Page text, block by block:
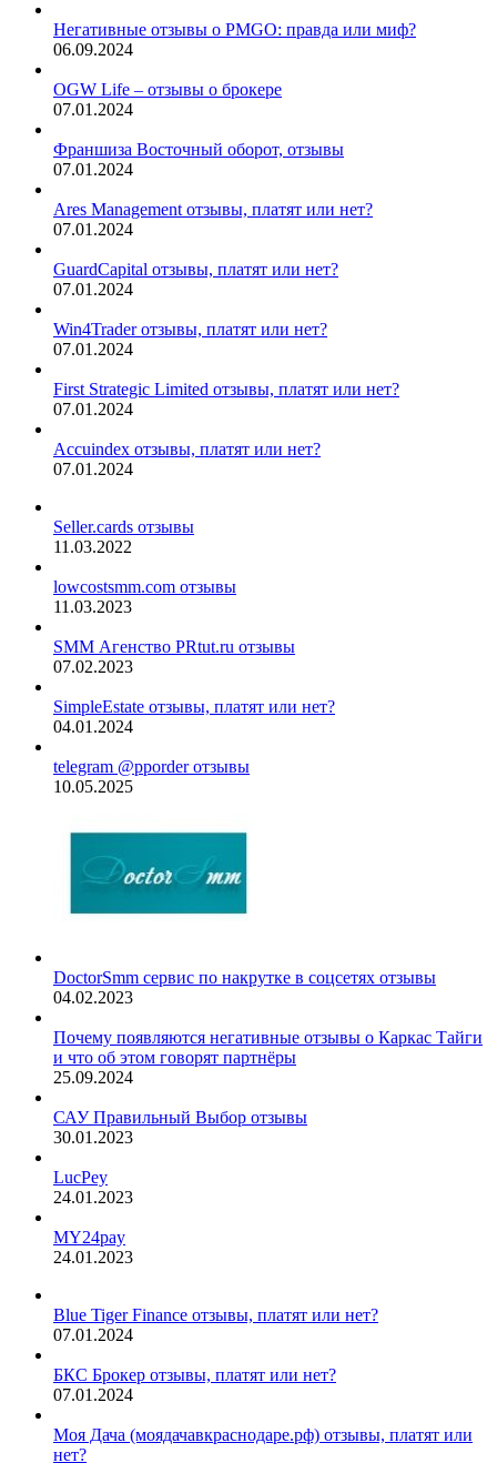
Негативные отзывы о PMGO: правда или миф?
06.09.2024
OGW Life – отзывы о брокере
07.01.2024
Франшиза Восточный оборот, отзывы
07.01.2024
Ares Management отзывы, платят или нет?
07.01.2024
GuardCapital отзывы, платят или нет?
07.01.2024
Win4Trader отзывы, платят или нет?
07.01.2024
First Strategic Limited отзывы, платят или нет?
07.01.2024
Accuindex отзывы, платят или нет?
07.01.2024
Seller.cards отзывы
11.03.2022
lowcostsmm.com отзывы
11.03.2023
SMM Агенство PRtut.ru отзывы
07.02.2023
SimpleEstate отзывы, платят или нет?
04.01.2024
telegram @pporder отзывы
10.05.2025
DoctorSmm сервис по накрутке в соцсетях отзывы
04.02.2023
Почему появляются негативные отзывы о Каркас Тайги
и что об этом говорят партнёры
25.09.2024
САУ Правильный Выбор отзывы
30.01.2023
LucPey
24.01.2023
MY24pay
24.01.2023
Blue Tiger Finance отзывы, платят или нет?
07.01.2024
БКС Брокер отзывы, платят или нет?
07.01.2024
Моя Дача (моядачавкраснодаре.рф) отзывы, платят или
нет?